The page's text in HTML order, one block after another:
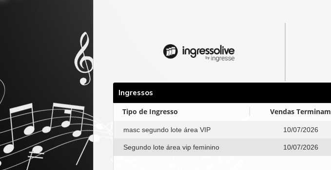
Ingressos
Tipo de Ingresso Vendas Terminam
masc segundo lote área VIP 10/07/2026
Segundo lote área vip feminino 10/07/2026